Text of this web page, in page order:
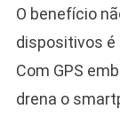
O benefício
dispositivos é
Com GPS
drena o